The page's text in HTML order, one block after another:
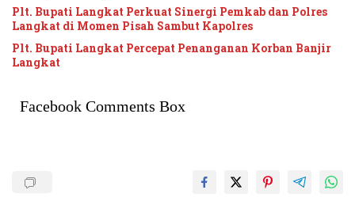
Plt. Bupati Langkat Perkuat Sinergi Pemkab dan Polres
Langkat di Momen Pisah Sambut Kapolres
Plt. Bupati Langkat Percepat Penanganan Korban Banjir
Langkat
Facebook Comments Box